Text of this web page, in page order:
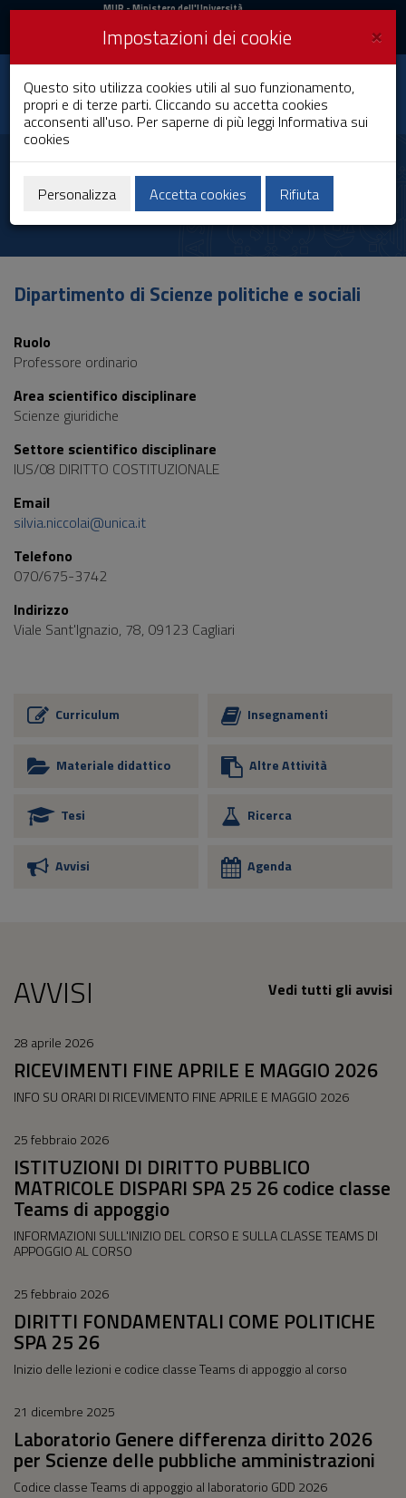
Vai
al
navigazione
sito
al
MIUR
Accedi
MUR- Ministero dell'Università
Accedi UniCA News
Toggle
navigation
Università degli
Studi di Cagliari
Silvia Niccolai
Dipartimento di Scienze politiche e sociali
Ruolo
Professore ordinario
Area scientifico disciplinare
Scienze giuridiche
Settore scientifico disciplinare
IUS/08 DIRITTO COSTITUZIONALE
Email
silvia.niccolai@unica.it
Telefono
070/675-3742
Indirizzo
Viale Sant'Ignazio, 78, 09123 Cagliari
Curriculum Insegnamenti
Materiale didattico Altre Attività
Tesi Ricerca
Avvisi Agenda
AVVISI Vedi tutti gli avvisi
28 aprile 2026
RICEVIMENTI FINE APRILE E MAGGIO 2026
INFO SU ORARI DI RICEVIMENTO FINE APRILE E MAGGIO 2026
25 febbraio 2026
ISTITUZIONI DI DIRITTO PUBBLICO
MATRICOLE DISPARI SPA 25 26 codice classe
Teams di appoggio
INFORMAZIONI SULL'INIZIO DEL CORSO E SULLA CLASSE TEAMS DI
APPOGGIO AL CORSO
25 febbraio 2026
DIRITTI FONDAMENTALI COME POLITICHE
SPA 25 26
Inizio delle lezioni e codice classe Teams di appoggio al corso
21 dicembre 2025
Laboratorio Genere differenza diritto 2026
per Scienze delle pubbliche amministrazioni
Codice classe Teams di appoggio al laboratorio GDD 2026
×
Impostazioni dei cookie
Questo sito utilizza cookies utili al suo funzionamento,
propri e di terze parti. Cliccando su accetta cookies
acconsenti all'uso. Per saperne di più leggi Informativa sui
cookies
Personalizza Accetta cookies Rifiuta